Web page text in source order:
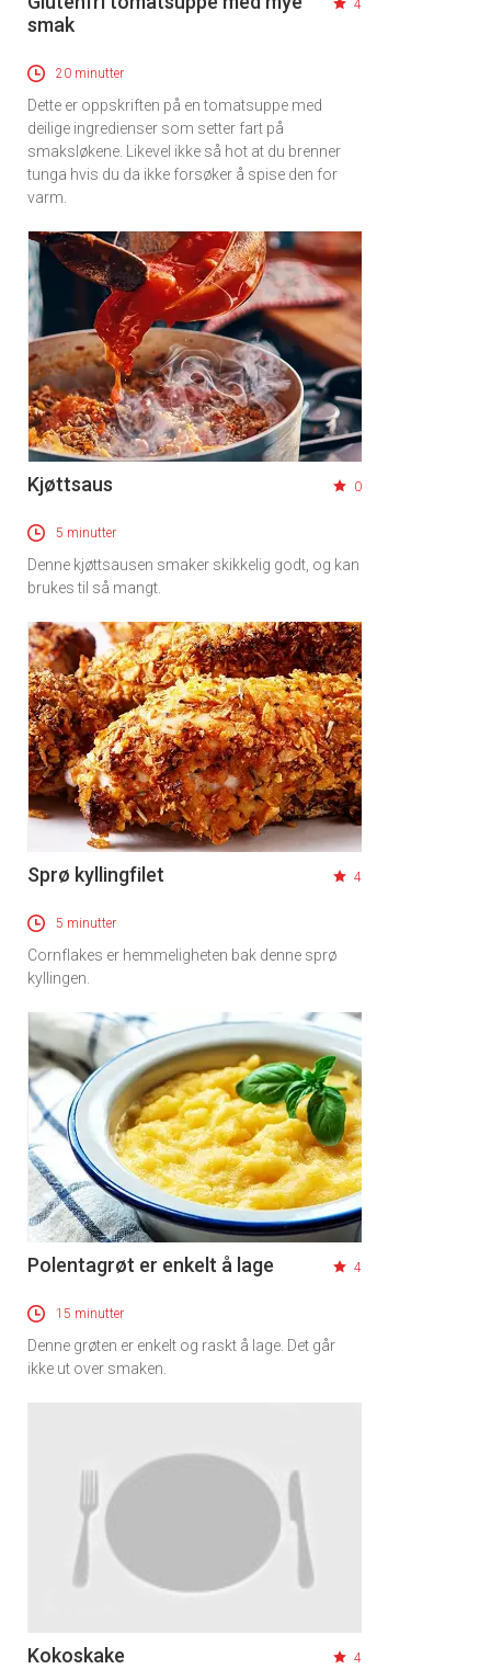
smak
4
20 minutter
Dette er oppskriften på en tomatsuppe med
deilige ingredienser som setter fart på
smaksløkene. Likevel ikke så hot at du brenner
tunga hvis du da ikke forsøker å spise den for
varm.
Kjøttsaus 0
5 minutter
Denne kjøttsausen smaker skikkelig godt, og kan
brukes til så mangt.
Sprø kyllingfilet 4
5 minutter
Cornflakes er hemmeligheten bak denne sprø
kyllingen.
Polentagrøt er enkelt å lage 4
15 minutter
Denne grøten er enkelt og raskt å lage. Det går
ikke ut over smaken.
Kokoskake 4